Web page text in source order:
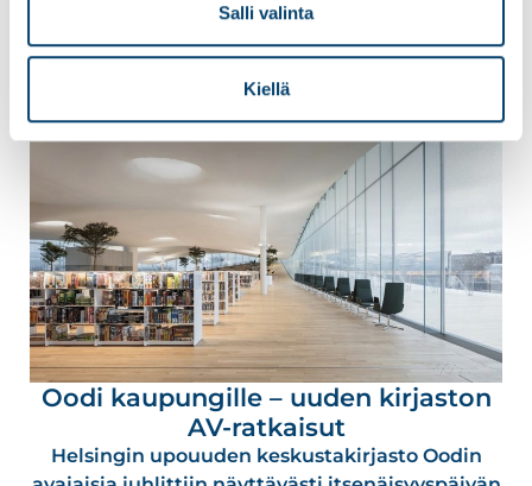
Salli valinta
Kiellä
Oodi kaupungille – uuden kirjaston
AV-ratkaisut
Helsingin upouuden keskustakirjasto Oodin